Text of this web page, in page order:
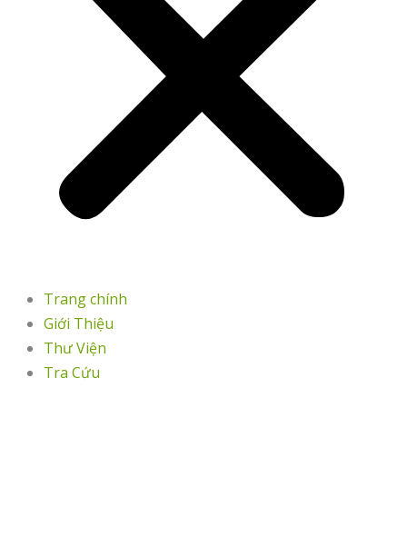
Trang chính
Giới Thiệu
Thư Viện
Tra Cứu